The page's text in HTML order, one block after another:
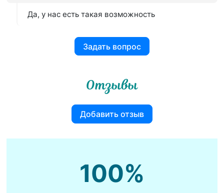
Да, у нас есть такая возможность
Задать вопрос
Отзывы
Добавить отзыв
100%